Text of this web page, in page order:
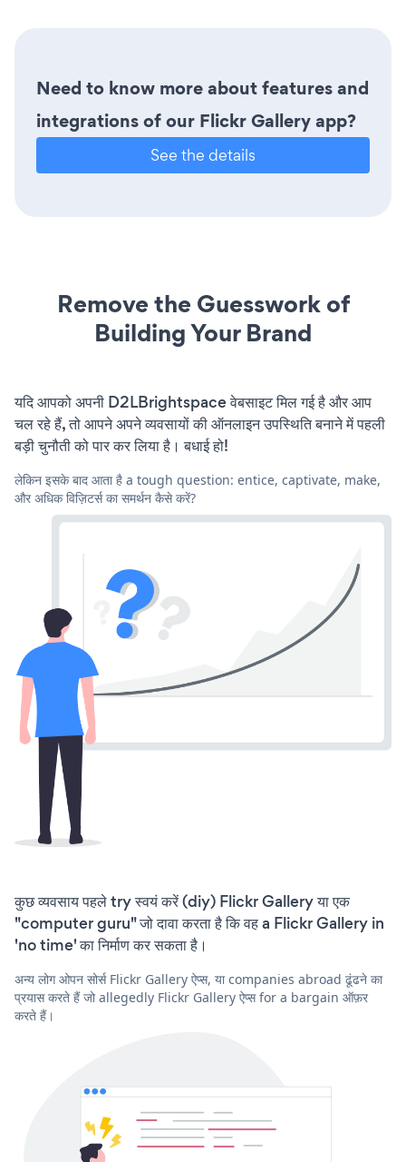
Need to know more about features and
integrations of our Flickr Gallery app?
See the details
Remove the Guesswork of
Building Your Brand
यदि आपको अपनी D2LBrightspace वेबसाइट मिल गई है और आप
चल रहे हैं, तो आपने अपने व्यवसायों की ऑनलाइन उपस्थिति बनाने में पहली
बड़ी चुनौती को पार कर लिया है। बधाई हो!
लेकिन इसके बाद आता है a tough question: entice, captivate, make,
और अधिक विज़िटर्स का समर्थन कैसे करें?
कुछ व्यवसाय पहले try स्वयं करें (diy) Flickr Gallery या एक
"computer guru" जो दावा करता है कि वह a Flickr Gallery in
'no time' का निर्माण कर सकता है।
अन्य लोग ओपन सोर्स Flickr Gallery ऐप्स, या companies abroad ढूंढने का
प्रयास करते हैं जो allegedly Flickr Gallery ऐप्स for a bargain ऑफ़र
करते हैं।